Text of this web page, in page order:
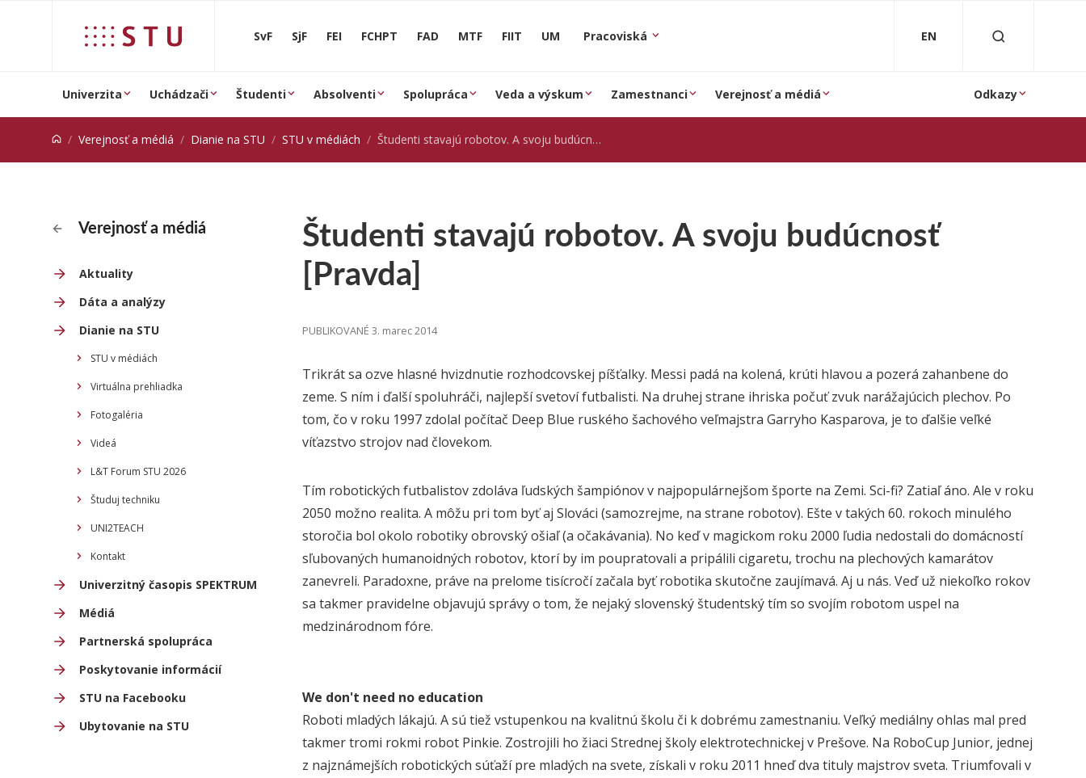
SvF SjF FEI FCHPT FAD MTF FIIT UM Pracoviská EN
Univerzita Uchádzači Študenti Absolventi Spolupráca Veda a výskum Zamestnanci Verejnosť a médiá Odkazy
Verejnosť a médiá Dianie na STU STU v médiách Študenti stavajú robotov. A svoju budúcnosť [Pravda]
Verejnosť a médiá
Aktuality
Dáta a analýzy
Dianie na STU
STU v médiách
Virtuálna prehliadka
Fotogaléria
Videá
L&T Forum STU 2026
Študuj techniku
UNI2TEACH
Kontakt
Univerzitný časopis SPEKTRUM
Médiá
Partnerská spolupráca
Poskytovanie informácií
STU na Facebooku
Ubytovanie na STU
Študenti stavajú robotov. A svoju budúcnosť
[Pravda]
PUBLIKOVANÉ 3. marec 2014
Trikrát sa ozve hlasné hvizdnutie rozhodcovskej píšťalky. Messi padá na kolená, krúti hlavou a pozerá zahanbene do
zeme. S ním i ďalší spoluhráči, najlepší svetoví futbalisti. Na druhej strane ihriska počuť zvuk narážajúcich plechov. Po
tom, čo v roku 1997 zdolal počítač Deep Blue ruského šachového veľmajstra Garryho Kasparova, je to ďalšie veľké
víťazstvo strojov nad človekom.
Tím robotických futbalistov zdoláva ľudských šampiónov v najpopulárnejšom športe na Zemi. Sci-fi? Zatiaľ áno. Ale v roku
2050 možno realita. A môžu pri tom byť aj Slováci (samozrejme, na strane robotov). Ešte v takých 60. rokoch minulého
storočia bol okolo robotiky obrovský ošiaľ (a očakávania). No keď v magickom roku 2000 ľudia nedostali do domácností
sľubovaných humanoidných robotov, ktorí by im poupratovali a pripálili cigaretu, trochu na plechových kamarátov
zanevreli. Paradoxne, práve na prelome tisícročí začala byť robotika skutočne zaujímavá. Aj u nás. Veď už niekoľko rokov
sa takmer pravidelne objavujú správy o tom, že nejaký slovenský študentský tím so svojím robotom uspel na
medzinárodnom fóre.
We don't need no education
Roboti mladých lákajú. A sú tiež vstupenkou na kvalitnú školu či k dobrému zamestnaniu. Veľký mediálny ohlas mal pred
takmer tromi rokmi robot Pinkie. Zostrojili ho žiaci Strednej školy elektrotechnickej v Prešove. Na RoboCup Junior, jednej
z najznámejších robotických súťaží pre mladých na svete, získali v roku 2011 hneď dva tituly majstrov sveta. Triumfovali v